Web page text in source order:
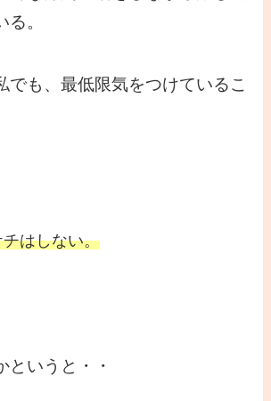
。
でも、最低限気をつけているこ
はしない。
というと・・